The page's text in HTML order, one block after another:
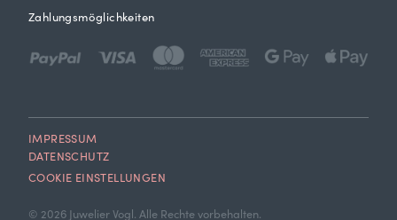
Zahlungsmöglichkeiten
IMPRESSUM
DATENSCHUTZ
COOKIE EINSTELLUNGEN
© 2026 Juwelier Vogl. Alle Rechte vorbehalten.